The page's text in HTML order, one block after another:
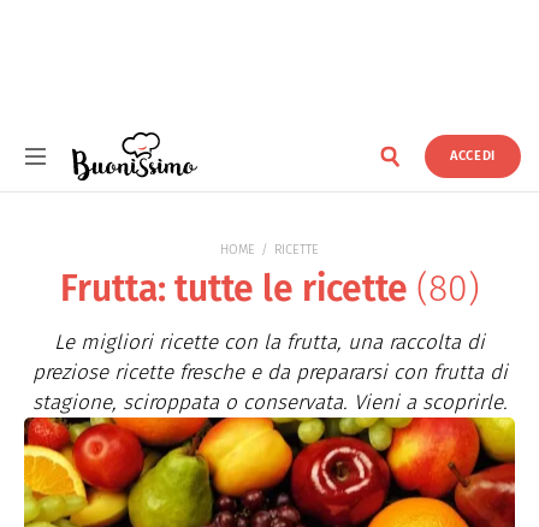
ACCEDI
HOME RICETTE
Frutta: tutte le ricette (80)
Le migliori ricette con la frutta, una raccolta di
preziose ricette fresche e da prepararsi con frutta di
stagione, sciroppata o conservata. Vieni a scoprirle.